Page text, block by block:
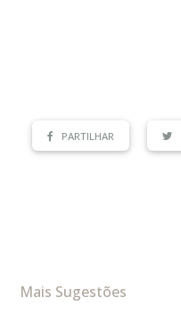
PARTILHAR
Mais Sugestões